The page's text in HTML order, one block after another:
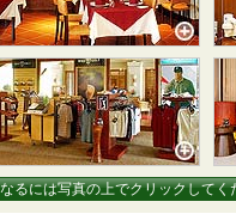
るには写真の上でクリックしてく